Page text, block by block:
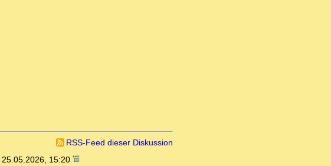
RSS-Feed dieser Diskussion
25.05.2026, 15:20